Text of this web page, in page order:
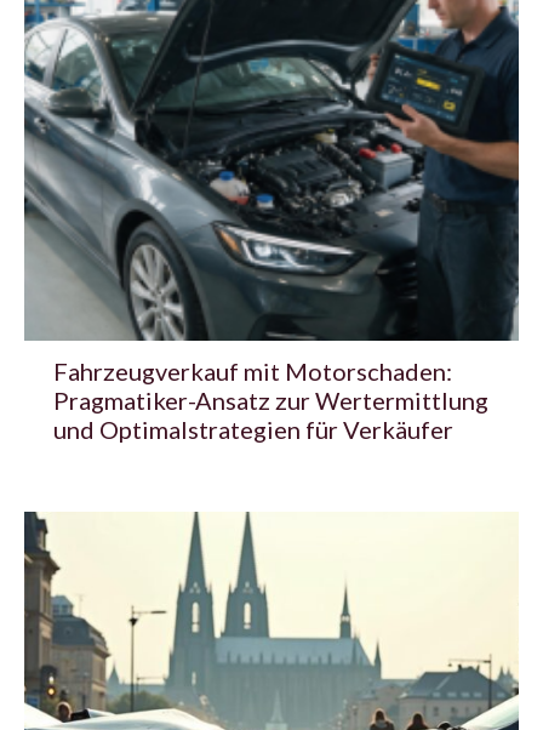
Fahrzeugverkauf mit Motorschaden:
Pragmatiker-Ansatz zur Wertermittlung
und Optimalstrategien für Verkäufer